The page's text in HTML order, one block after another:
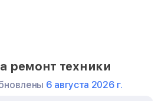
ремонт техники
6 августа 2026 г.